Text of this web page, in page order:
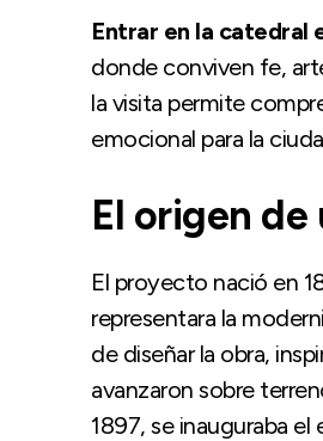
Entrar en la catedral
donde conviven fe,
la visita permite
emocional para la
El origen
El proyecto nació en
representara la
de diseñar la obra,
avanzaron sobre
1897, se inauguraba